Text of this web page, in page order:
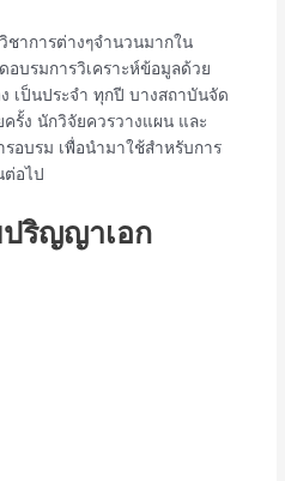
าการต่างๆจำนวนมากใน
อบรมการวิเคราะห์ข้อมูลด้วย
เป็นประจำ ทุกปี บางสถาบันจัด
รั้ง นักวิจัยควรวางแผน และ
รอบรม เพื่อนำมาใช้สำหรับการ
ต่อไป
ริญญาเอก